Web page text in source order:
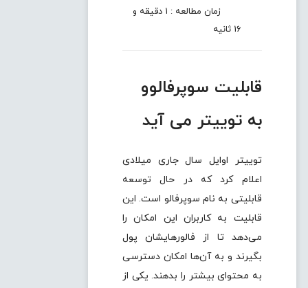
زمان مطالعه : 1 دقیقه و
16 ثانیه
قابلیت سوپرفالوو
به توییتر می آید
توییتر اوایل سال جاری میلادی
اعلام کرد که در حال توسعه
قابلیتی به نام سوپرفالو است. این
قابلیت به کاربران این امکان را
می‌دهد تا از فالورهایشان پول
بگیرند و به آن‌ها امکان دسترسی
به محتوای بیشتر را بدهند. یکی از